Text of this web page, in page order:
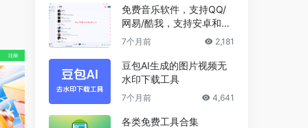
免费音乐软件，支持QQ/
网易/酷我，支持安卓和Wi
ndows平台
7个月前 2,181
豆包AI生成的图片视频无
水印下载工具
7个月前 4,641
各类免费工具合集